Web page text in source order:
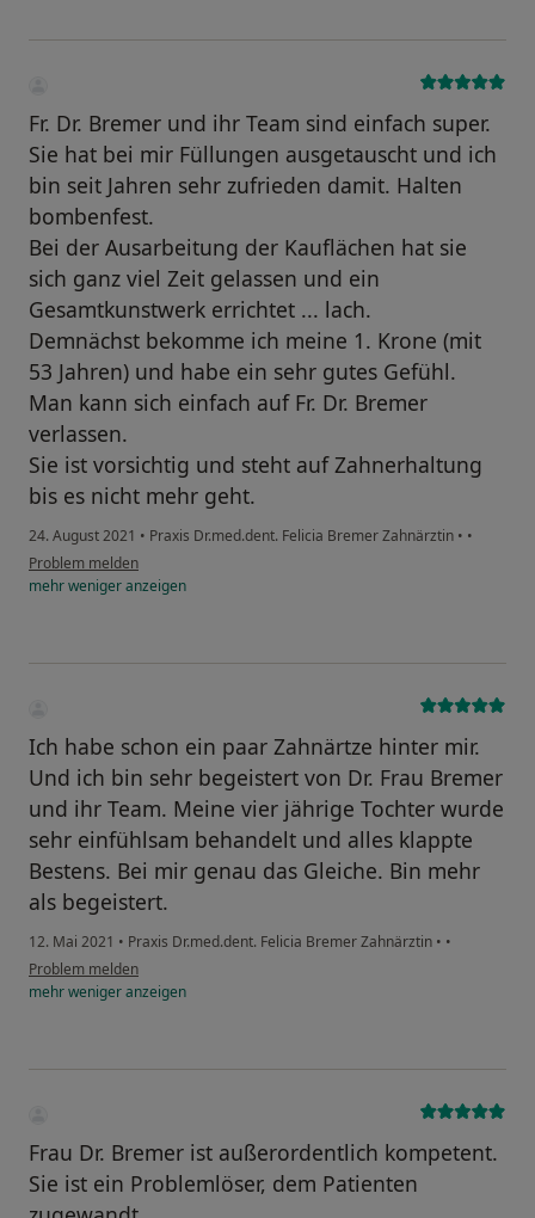
Fr. Dr. Bremer und ihr Team sind einfach super.
Sie hat bei mir Füllungen ausgetauscht und ich
bin seit Jahren sehr zufrieden damit. Halten
bombenfest.
Bei der Ausarbeitung der Kauflächen hat sie
sich ganz viel Zeit gelassen und ein
Gesamtkunstwerk errichtet ... lach.
Demnächst bekomme ich meine 1. Krone (mit
53 Jahren) und habe ein sehr gutes Gefühl.
Man kann sich einfach auf Fr. Dr. Bremer
verlassen.
Sie ist vorsichtig und steht auf Zahnerhaltung
bis es nicht mehr geht.
24. August 2021 • Praxis Dr.med.dent. Felicia Bremer Zahnärztin • •
Problem melden
mehrwenigeranzeigen
Ich habe schon ein paar Zahnärtze hinter mir.
Und ich bin sehr begeistert von Dr. Frau Bremer
und ihr Team. Meine vier jährige Tochter wurde
sehr einfühlsam behandelt und alles klappte
Bestens. Bei mir genau das Gleiche. Bin mehr
als begeistert.
12. Mai 2021 • Praxis Dr.med.dent. Felicia Bremer Zahnärztin • •
Problem melden
mehrwenigeranzeigen
Frau Dr. Bremer ist außerordentlich kompetent.
Sie ist ein Problemlöser, dem Patienten